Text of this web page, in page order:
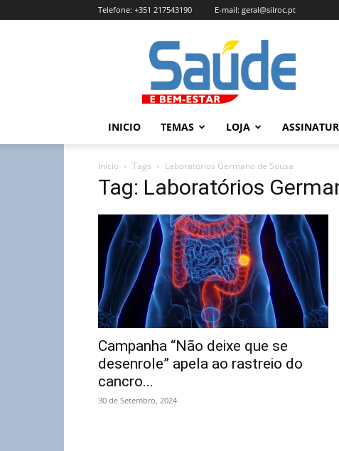
Telefone: +351 217543190 E-mail: geral@silroc.pt
Revista
Saúde
e
Bem
Estar
Edição
INICIO TEMAS LOJA
Início Tags Laboratórios Germano de Sousa
Tag: Laboratórios
Campanha “Não deixe que se
desenrole” apela ao rastreio do
cancro...
30 de Setembro, 2024